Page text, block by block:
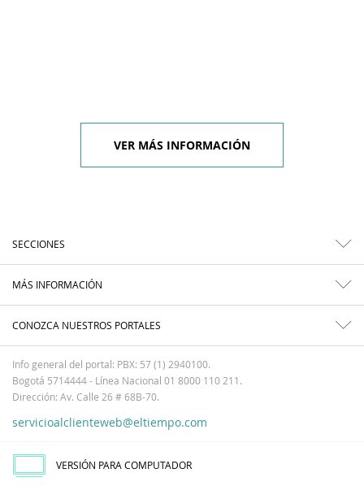
VER MÁS INFORMACIÓN
SECCIONES
MÁS INFORMACIÓN
CONOZCA NUESTROS PORTALES
Info general del portal: PBX: 57 (1) 2940100.
Bogotá 5714444 - Línea Nacional 01 8000 110 211.
Dirección: Av. Calle 26 # 68B-70.
servicioalclienteweb@eltiempo.com
VERSIÓN PARA COMPUTADOR